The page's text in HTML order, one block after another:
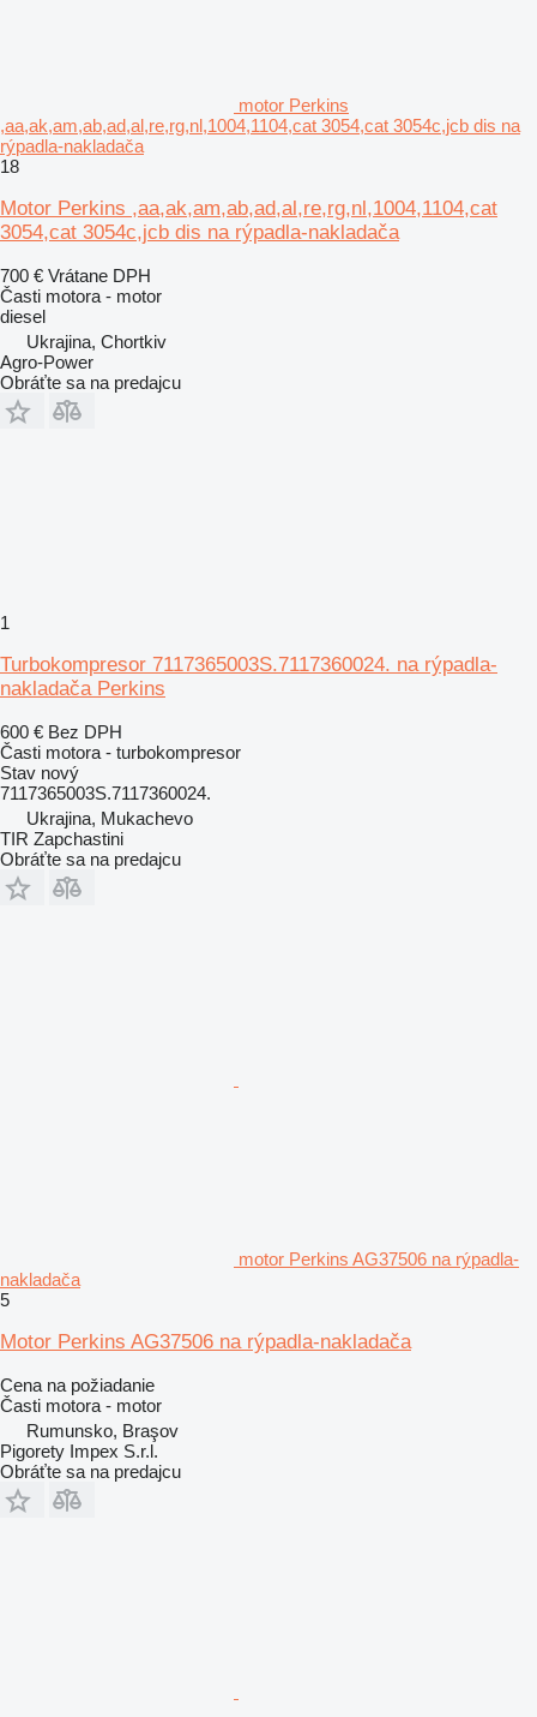
motor Perkins
,aa,ak,am,ab,ad,al,re,rg,nl,1004,1104,cat 3054,cat 3054c,jcb dis na
rýpadla-nakladača
18
Motor Perkins ,aa,ak,am,ab,ad,al,re,rg,nl,1004,1104,cat
3054,cat 3054c,jcb dis na rýpadla-nakladača
700 € Vrátane DPH
Časti motora - motor
diesel
Ukrajina, Chortkiv
Agro-Power
Obráťte sa na predajcu
1
Turbokompresor 7117365003S.7117360024. na rýpadla-
nakladača Perkins
600 € Bez DPH
Časti motora - turbokompresor
Stav nový
7117365003S.7117360024.
Ukrajina, Mukachevo
TIR Zapchastini
Obráťte sa na predajcu
motor Perkins AG37506 na rýpadla-
nakladača
5
Motor Perkins AG37506 na rýpadla-nakladača
Cena na požiadanie
Časti motora - motor
Rumunsko, Braşov
Pigorety Impex S.r.l.
Obráťte sa na predajcu